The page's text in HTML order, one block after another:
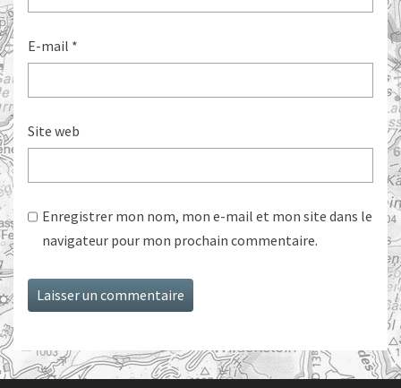
E-mail *
Site web
Enregistrer mon nom, mon e-mail et mon site dans le
navigateur pour mon prochain commentaire.